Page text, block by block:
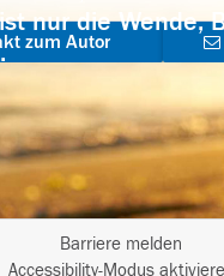
nur die Wende,
zum Autor
Barriere melden
Accessibility-Modus